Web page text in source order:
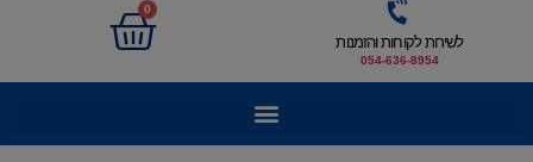
לשירות לקוחות והזמנות
054-636-8954
0